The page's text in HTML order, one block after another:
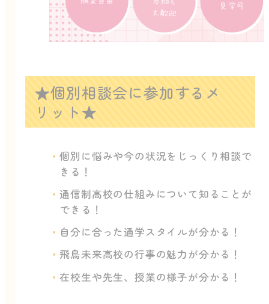
★個別相談会に参加するメ
リット★
個別に悩みや今の状況をじっくり相談で
きる！
通信制高校の仕組みについて知ることが
できる！
自分に合った通学スタイルが分かる！
飛鳥未来高校の行事の魅力が分かる！
在校生や先生、授業の様子が分かる！